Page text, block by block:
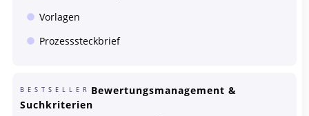
Vorlagen
Prozesssteckbrief
BESTSELLER Bewertungsmanagement &
Suchkriterien